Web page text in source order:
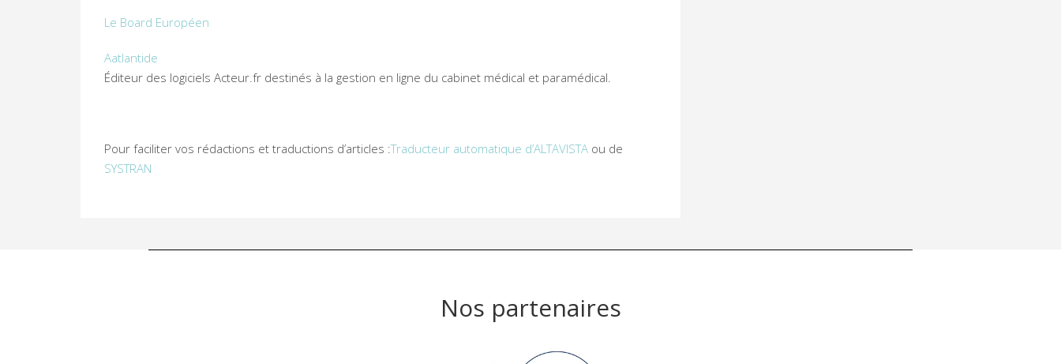
Le Board Européen
Aatlantide
Éditeur des logiciels Acteur.fr destinés à la gestion en ligne du cabinet médical et paramédical.
Pour faciliter vos rédactions et traductions d’articles :Traducteur automatique d’ALTAVISTA ou de
SYSTRAN
Nos partenaires